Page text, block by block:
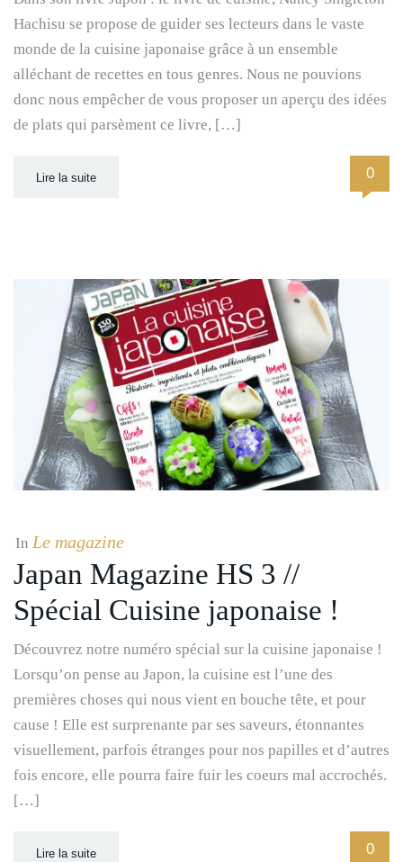
Hachisu se propose de guider ses lecteurs dans le vaste
monde de la cuisine japonaise grâce à un ensemble
alléchant de recettes en tous genres. Nous ne pouvions
donc nous empêcher de vous proposer un aperçu des idées
de plats qui parsèment ce livre, […]
Lire la suite 0
In Le magazine
Japan Magazine HS 3 //
Spécial Cuisine japonaise !
Découvrez notre numéro spécial sur la cuisine japonaise !
Lorsqu’on pense au Japon, la cuisine est l’une des
premières choses qui nous vient en bouche tête, et pour
cause ! Elle est surprenante par ses saveurs, étonnantes
visuellement, parfois étranges pour nos papilles et d’autres
fois encore, elle pourra faire fuir les coeurs mal accrochés.
[…]
Lire la suite 0